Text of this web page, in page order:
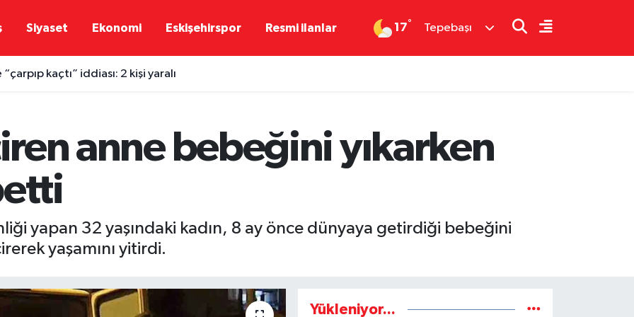
Siyaset Ekonomi Eskişehirspor Resmi ilanlar 17° Tepebaşı
kaçtı” iddiası: 2 kişi yaralı
anne bebeğini yıkarken
yapan 32 yaşındaki kadın, 8 ay önce dünyaya getirdiği bebeğini
yaşamını yitirdi.
Yükleniyor...